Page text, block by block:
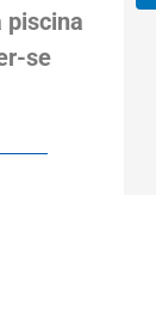
piscina
se